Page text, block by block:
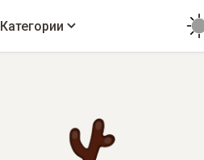
Категории